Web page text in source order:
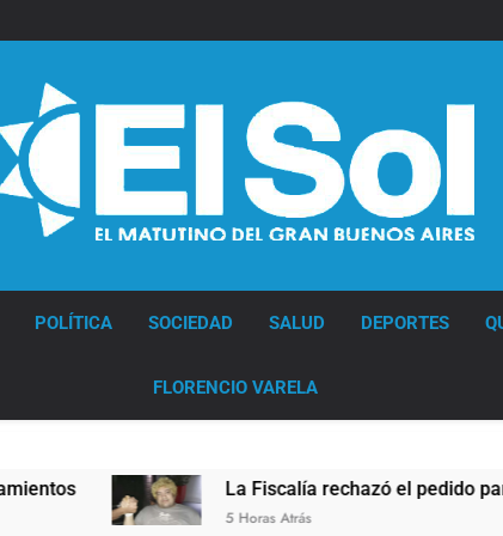
POLÍTICA SOCIEDAD SALUD DEPORTES
FLORENCIO VARELA
La Fiscalía rechazó el pedido para suspender el
5 Horas Atrás